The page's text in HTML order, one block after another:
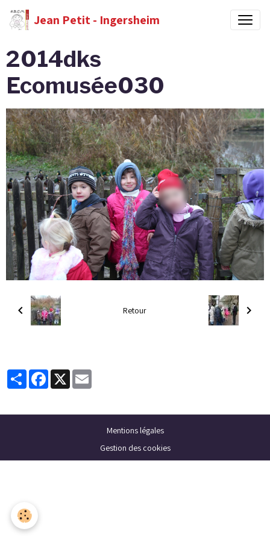
Jean Petit - Ingersheim
2014dks
Ecomusée030
Retour
PartagerFacebook
X
Mentions légales
Gestion des cookies